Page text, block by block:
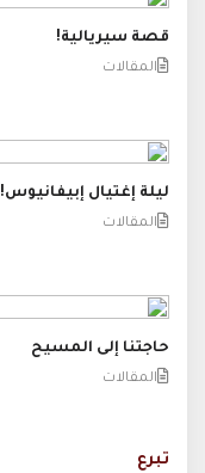
قصة سيريالية!
المقالات
ليلة إغتيال إبيفانيوس!
المقالات
حاجتنا إلى المسيح
المقالات
تبرع